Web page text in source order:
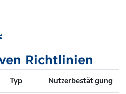
Richtlinien
Typ Nutzerbestätigung